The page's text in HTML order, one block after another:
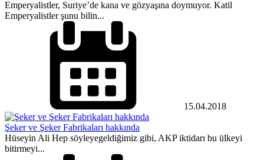
Emperyalistler, Suriye’de kana ve gözyaşına doymuyor. Katil
Emperyalistler şunu bilin...
15.04.2018
Şeker ve Şeker Fabrikaları hakkında
Hüseyin Ali Hep söyleyegeldiğimiz gibi, AKP iktidarı bu ülkeyi
bitirmeyi...